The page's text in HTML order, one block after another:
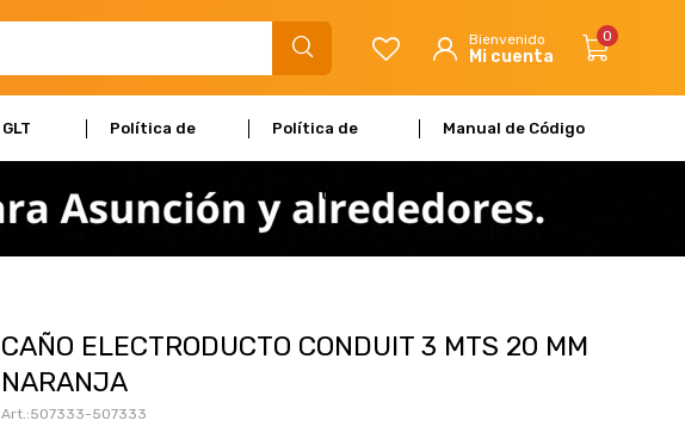
GLT Política de Política de
Garantía
Manual de Código
de Ética
0
CAÑO ELECTRODUCTO CONDUIT 3 MTS 20 MM
NARANJA
507333-507333